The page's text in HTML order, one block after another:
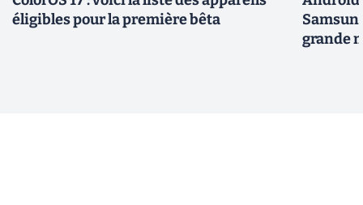
éligibles pour la première bêta
grande